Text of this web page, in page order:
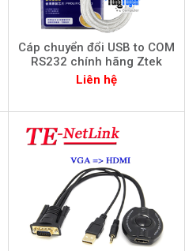
Cáp chuyển đổi USB to COM
RS232 chính hãng Ztek
Liên hệ